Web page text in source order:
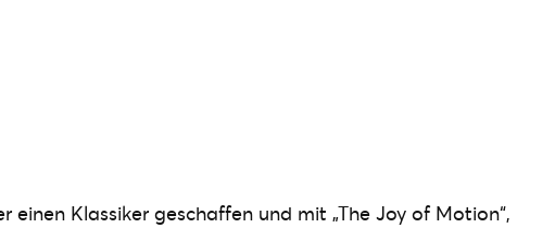
einen Klassiker geschaffen und mit „The Joy of Motion“,